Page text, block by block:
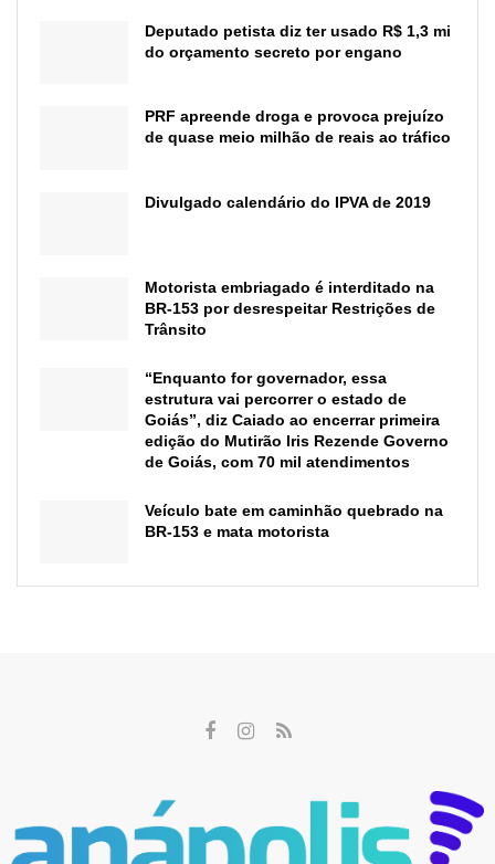
Deputado petista diz ter usado R$ 1,3 mi
do orçamento secreto por engano
PRF apreende droga e provoca prejuízo
de quase meio milhão de reais ao tráfico
Divulgado calendário do IPVA de 2019
Motorista embriagado é interditado na
BR-153 por desrespeitar Restrições de
Trânsito
“Enquanto for governador, essa
estrutura vai percorrer o estado de
Goiás”, diz Caiado ao encerrar primeira
edição do Mutirão Iris Rezende Governo
de Goiás, com 70 mil atendimentos
Veículo bate em caminhão quebrado na
BR-153 e mata motorista